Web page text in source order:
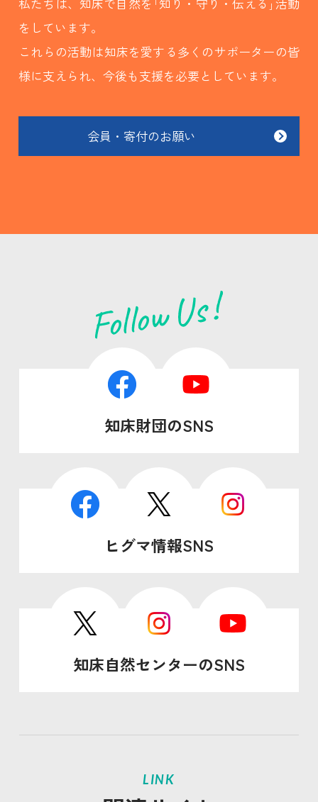
をしています。
これらの活動は知床を愛する多くのサポーターの皆
様に支えられ、今後も支援を必要としています。
会員・寄付のお願い
知床財団のSNS
ヒグマ情報SNS
知床自然センターのSNS